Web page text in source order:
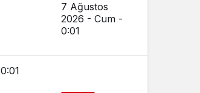
Başlattı
7 Ağustos
2026 - Cum -
0:01
0:01